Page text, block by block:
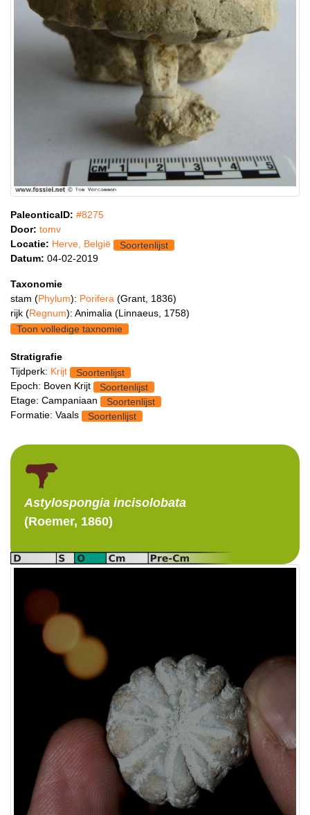
PaleonticaID: #8275
Door: tomv
Locatie: Herve, België
Soortenlijst
Datum: 04-02-2019
Taxonomie
stam (Phylum): Porifera (Grant, 1836)
rijk (Regnum): Animalia (Linnaeus, 1758)
Toon volledige taxnomie
Stratigrafie
Tijdperk: Krijt
Soortenlijst
Epoch: Boven Krijt
Soortenlijst
Etage: Campaniaan
Soortenlijst
Formatie: Vaals
Soortenlijst
Astylospongia incisolobata
(Roemer, 1860)